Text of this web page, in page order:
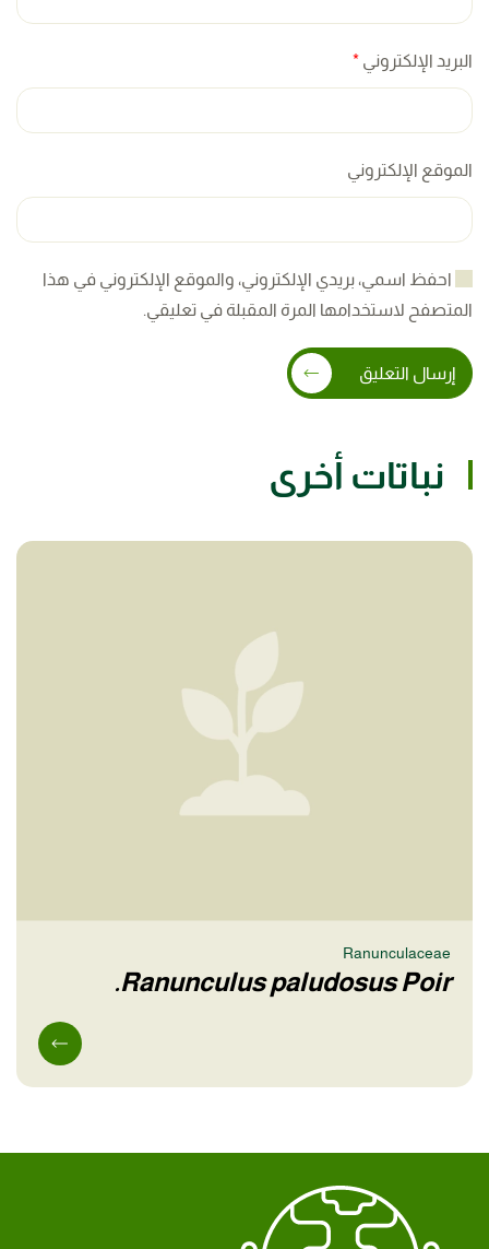
البريد الإلكتروني *
الموقع الإلكتروني
احفظ اسمي، بريدي الإلكتروني، والموقع الإلكتروني في هذا
المتصفح لاستخدامها المرة المقبلة في تعليقي.
إرسال التعليق
نباتات أخرى
Ranunculaceae
Ranunculus paludosus Poir.